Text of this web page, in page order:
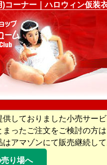
コーナー｜ハロウィン仮装
供しておりました小売サー
ったご注文をご検討の方は
アマゾンにて販売継続して
り場へ